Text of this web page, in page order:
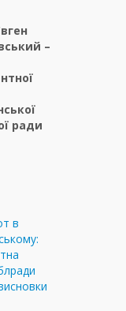
–
ради
в